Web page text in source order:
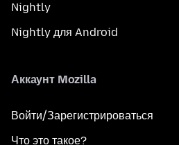
Nightly
Nightly для Android
Аккаунт Mozilla
Войти/Зарегистрироваться
Что это такое?